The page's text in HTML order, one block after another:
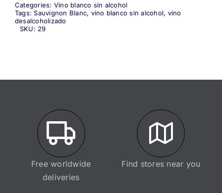
Categories: Vino blanco sin alcohol
Tags:Sauvignon Blanc, vino blanco sin alcohol, vino
desalcoholizado
SKU: 29
Free worldwide
deliveries
Find stores near you